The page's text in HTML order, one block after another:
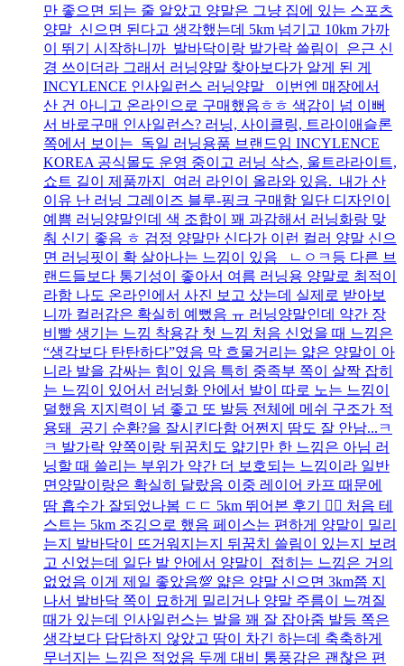
만 좋으면 되는 줄 알았고 양말은 그냥 집에 있는 스포츠
양말 신으면 된다고 생각했는데 5km 넘기고 10km 가까
이 뛰기 시작하니까 발바닥이랑 발가락 쓸림이 은근 신
경 쓰이더라 그래서 러닝양말 찾아보다가 알게 된 게
INCYLENCE 인사일런스 러닝양말 이번엔 매장에서
산 건 아니고 온라인으로 구매했음ㅎㅎ 색감이 넘 이뻐
서 바로구매 인사일런스? 러닝, 사이클링, 트라이애슬론
쪽에서 보이는 독일 러닝용품 브랜드임 INCYLENCE
KOREA 공식몰도 운영 중이고 러닝 삭스, 울트라라이트,
쇼트 길이 제품까지 여러 라인이 올라와 있음. 내가 산
이유 난 러닝 그레이즈 블루-핑크 구매함 일단 디자인이
예쁨 러닝양말인데 색 조합이 꽤 과감해서 러닝화랑 맞
춰 신기 좋음 ㅎ 검정 양말만 신다가 이런 컬러 양말 신으
면 러닝핏이 확 살아나는 느낌이 있음 ㄴㅇㅋ등 다른 브
랜드들보다 통기성이 좋아서 여름 러닝용 양말로 최적이
라함 나도 온라인에서 사진 보고 샀는데 실제로 받아보
니까 컬러감은 확실히 예뻤음 ㅠ 러닝양말인데 약간 장
비빨 생기는 느낌 착용감 첫 느낌 처음 신었을 때 느낌은
“생각보다 탄탄하다”였음 막 흐물거리는 얇은 양말이 아
니라 발을 감싸는 힘이 있음 특히 중족부 쪽이 살짝 잡히
는 느낌이 있어서 러닝화 안에서 발이 따로 노는 느낌이
덜했음 지지력이 넘 좋고 또 발등 전체에 메쉬 구조가 적
용돼 공기 순환?을 잘시킨다함 어쩐지 땀도 잘 안남...ㅋ
ㅋ 발가락 앞쪽이랑 뒤꿈치도 얇기만 한 느낌은 아님 러
닝할 때 쓸리는 부위가 약간 더 보호되는 느낌이라 일반
면양말이랑은 확실히 달랐음 이중 레이어 카프 때문에
땀 흡수가 잘되었나봄 ㄷㄷ 5km 뛰어본 후기 🏃‍♀️ 처음 테
스트는 5km 조깅으로 했음 페이스는 편하게 양말이 밀리
는지 발바닥이 뜨거워지는지 뒤꿈치 쓸림이 있는지 보려
고 신었는데 일단 발 안에서 양말이 접히는 느낌은 거의
없었음 이게 제일 좋았음💯 얇은 양말 신으면 3km쯤 지
나서 발바닥 쪽이 묘하게 밀리거나 양말 주름이 느껴질
때가 있는데 인사일런스는 발을 꽤 잘 잡아줌 발등 쪽은
생각보다 답답하지 않았고 땀이 차긴 하는데 축축하게
무너지는 느낌은 적었음 두께 대비 통풍감은 괜찮은 편